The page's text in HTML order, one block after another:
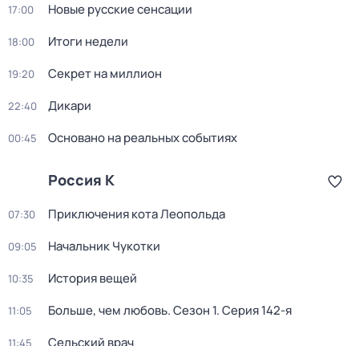
17:00 Новые русские сенсации
18:00 Итоги недели
19:20 Секрет на миллион
22:40 Дикари
00:45 Основано на реальных событиях
Россия К
07:30 Приключения кота Леопольда
09:05 Начальник Чукотки
10:35 История вещей
11:05 Больше, чем любовь. Сезон 1. Серия 142-я
11:45 Сельский врач